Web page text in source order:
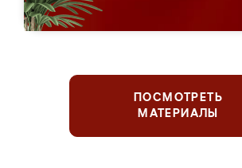
ПОСМОТРЕТЬ
МАТЕРИАЛЫ